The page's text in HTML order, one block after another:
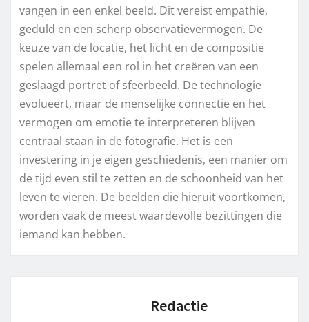
vangen in een enkel beeld. Dit vereist empathie,
geduld en een scherp observatievermogen. De
keuze van de locatie, het licht en de compositie
spelen allemaal een rol in het creëren van een
geslaagd portret of sfeerbeeld. De technologie
evolueert, maar de menselijke connectie en het
vermogen om emotie te interpreteren blijven
centraal staan in de fotografie. Het is een
investering in je eigen geschiedenis, een manier om
de tijd even stil te zetten en de schoonheid van het
leven te vieren. De beelden die hieruit voortkomen,
worden vaak de meest waardevolle bezittingen die
iemand kan hebben.
Redactie